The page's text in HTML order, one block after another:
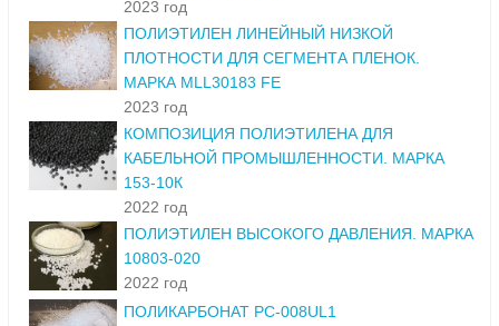
2023 год
ПОЛИЭТИЛЕН ЛИНЕЙНЫЙ НИЗКОЙ
ПЛОТНОСТИ ДЛЯ СЕГМЕНТА ПЛЕНОК.
МАРКА MLL30183 FE
2023 год
КОМПОЗИЦИЯ ПОЛИЭТИЛЕНА ДЛЯ
КАБЕЛЬНОЙ ПРОМЫШЛЕННОСТИ. МАРКА
153-10К
2022 год
ПОЛИЭТИЛЕН ВЫСОКОГО ДАВЛЕНИЯ. МАРКА
10803-020
2022 год
ПОЛИКАРБОНАТ PC-008UL1